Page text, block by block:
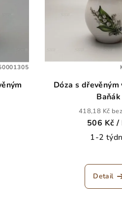
Dóza s
Baňák
418,18 Kč
506 Kč /
1-2
Detail